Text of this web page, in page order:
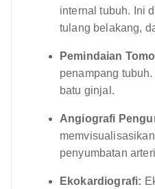
internal tubuh. Ini
tulang belakang,
Pemindaian
penampang
batu ginjal.
Angiografi
penyumbatan
Ekokardiografi: